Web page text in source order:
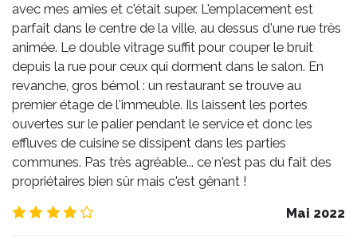
avec mes amies et c'était super. L'emplacement est
parfait dans le centre de la ville, au dessus d'une rue très
animée. Le double vitrage suffit pour couper le bruit
depuis la rue pour ceux qui dorment dans le salon. En
revanche, gros bémol : un restaurant se trouve au
premier étage de l'immeuble. Ils laissent les portes
ouvertes sur le palier pendant le service et donc les
effluves de cuisine se dissipent dans les parties
communes. Pas très agréable... ce n'est pas du fait des
propriétaires bien sûr mais c'est gênant !
Mai 2022